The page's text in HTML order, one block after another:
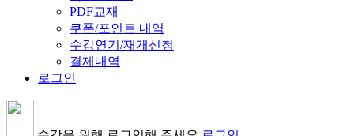
PDF교재
쿠폰/포인트 내역
수강연기/재개신청
결제내역
로그인